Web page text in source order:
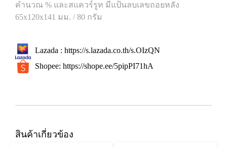
คำนวณ % และสแควร์รูท มีแป้นลบเลขถอยหลัง
65x120x141 มม. / 80 กรัม
Lazada : https://s.lazada.co.th/s.OIzQN
Shopee: https://shope.ee/5pipPI71hA
สินค้าเกี่ยวข้อง